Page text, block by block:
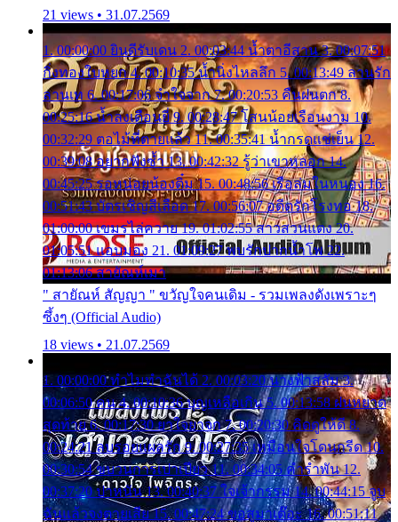
21 views • 31.07.2569
1. 00:00:00 ยินดีรับเดน 2. 00:03:44 น้ำตาอีสาน 3. 00:07:51
กิ่งทองใบหยก 4. 00:10:35 น้ำนิ่งไหลลึก 5. 00:13:49 ลานรัก
ลานเท 6. 00:17:06 จำใจจาก 7. 00:20:53 คืนฝนตก 8.
00:25:16 น้ำลงเดือนยี่ 9. 00:28:47 โสนน้อยเรือนงาม 10.
00:32:29 ตอไม้ที่ตายแล้ว 11. 00:35:41 น้ำกรดแช่เย็น 12.
00:39:08 อยากฟังซ้ำ 13. 00:42:32 รู้ว่าเขาหลอก 14.
00:45:25 รอหน่อยน้องติ๋ม 15. 00:48:56 เรือล่มในหนอง 16.
00:51:43 บัตรเชิญสีเลือด 17. 00:56:07 อดีตรักโรงทอ 18.
01:00:00 เขมรไล่ควาย 19. 01:02:55 สาวสวนแตง 20.
01:05:51 แอบมอง 21. 01:09:27 พบรักปากน้ำโพ 22.
01:13:06 สายัณห์เมา
" สายัณห์ สัญญา " ขวัญใจคนเดิม - รวมเพลงดังเพราะๆ
ซึ้งๆ (Official Audio)
18 views • 21.07.2569
1. 00:00:00 ทำไมทำฉันได้ 2. 00:03:20 นางฟ้าสลัม 3.
00:06:50 คน 4. 00:10:36 บุญเหลือเกิน 5. 00:13:58 ฝนหยาด
สุดท้าย 6. 00:17:30 ยาใจยาจก 7. 00:20:30 คิดดูให้ดี 8.
00:24:21 ลบรอยแผลรัก 9. 00:27:35 เหมือนใจโดนกรีด 10.
00:30:54 ขบวนการเปาเปียว 11. 00:34:05 คำรำพัน 12.
00:37:20 ปาหนัน 13. 00:40:37 ใจเจ้ากรรม 14. 00:44:15 จูบ
ฉันแล้วจงตายเสีย 15. 00:47:24 ขอสูมาเต๊อะ 16. 00:51:11